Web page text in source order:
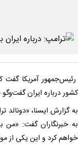
رئیس‌جمهور آمریکا
کشور درباره ایران
به گزارش ایسنا،
به خبرنگاران گفت: «من
خواهم کرد و این یکی از